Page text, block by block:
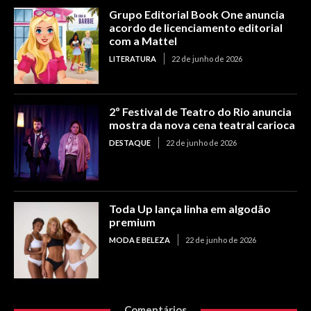
Grupo Editorial Book One anuncia
acordo de licenciamento editorial
com a Mattel
LITERATURA 22 de junho de 2026
2º Festival de Teatro do Rio anuncia
mostra da nova cena teatral carioca
DESTAQUE 22 de junho de 2026
Toda Up lança linha em algodão
premium
MODA E BELEZA 22 de junho de 2026